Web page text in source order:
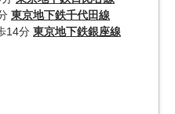
東京地下鉄千代田線
14分 東京地下鉄銀座線